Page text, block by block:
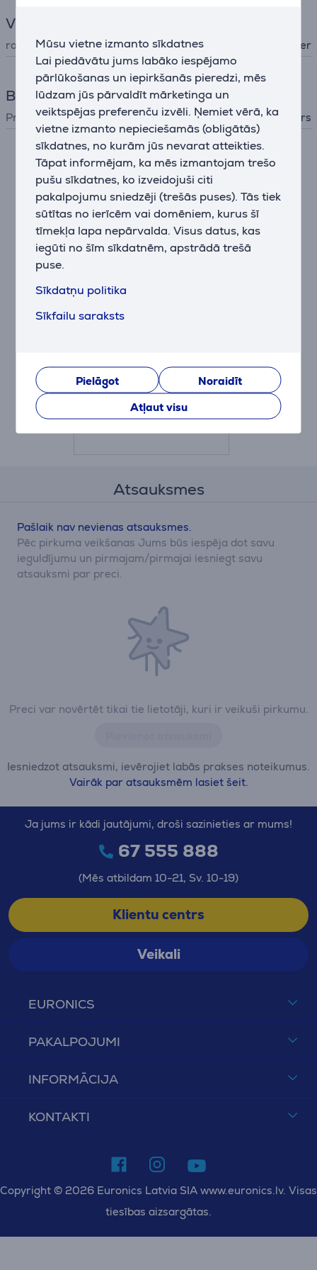
Mūsu vietne izmanto sīkdatnes
Lai piedāvātu jums labāko iespējamo
pārlūkošanas un iepirkšanās pieredzi, mēs
lūdzam jūs pārvaldīt mārketinga un
veiktspējas preferenču izvēli. Ņemiet vērā, ka
vietne izmanto nepieciešamās (obligātās)
sīkdatnes, no kurām jūs nevarat atteikties.
Tāpat informējam, ka mēs izmantojam trešo
pušu sīkdatnes, ko izveidojuši citi
pakalpojumu sniedzēji (trešās puses). Tās tiek
sūtītas no ierīcēm vai domēniem, kurus šī
tīmekļa lapa nepārvalda. Visus datus, kas
iegūti no šīm sīkdatnēm, apstrādā trešā
puse.
Sīkdatņu politika
Sīkfailu saraksts
Pielāgot
Noraidīt
Atļaut visu
Vispārējais parametrs
ražotājs Beurer
Bērnu preces
Prece Uzturs
Papildus aksesuāri
piena pumpis
BY40
99.99 €
Atsauksmes
Preci var novērtēt tikai tie lietotāji, kuri ir veikuši pirkumu.
Iesniedzot atsauksmi, ievērojiet labās prakses noteikumus.
Vairāk par atsauksmēm lasiet šeit.
Pašlaik nav nevienas atsauksmes.
Pēc pirkuma veikšanas Jums būs iespēja dot savu
ieguldījumu un pirmajam/pirmajai iesniegt savu
atsauksmi par preci.
EURONICS
PAKALPOJUMI
INFORMĀCIJA
KONTAKTI
Ja jums ir kādi jautājumi, droši sazinieties ar mums!
67 555 888
(Mēs atbildam 10-21, Sv. 10-19)
Klientu centrs
Veikali
Copyright © 2026 Euronics Latvia SIA www.euronics.lv. Visas
tiesības aizsargātas.